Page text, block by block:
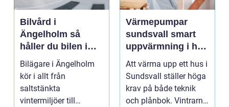
Bilvård i
Ängelholm så
håller du bilen i
toppskick året runt
Bilägare i Ängelholm
kör i allt från
saltstänkta
vintermiljöer till
Värmepumpar
sundsvall smart
uppvärmning i hårt
klimat
Att värma upp ett hus i
Sundsvall ställer höga
krav på både teknik
och plånbok. Vintrarna